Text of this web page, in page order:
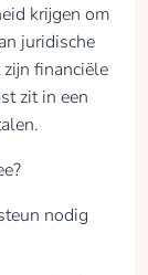
krijgen om
juridische
financiële
zit in een
nodig